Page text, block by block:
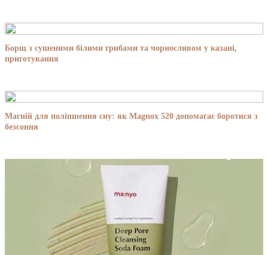
Борщ з сушеними білими грибами та чорносливом у казані,
приготування
Магній для поліпшення сну: як Magnox 520 допомагає боротися з
безсоння